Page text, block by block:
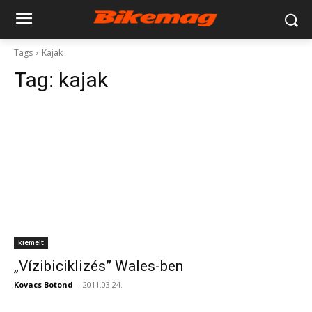
Tags Kajak
Tag: kajak
kiemelt
„Vízibiciklizés” Wales-ben
Kovacs Botond - 2011.03.24.